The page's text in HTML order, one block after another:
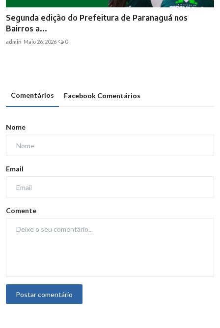
Segunda edição do Prefeitura de Paranaguá nos
Bairros a...
admin Maio 26, 2026 0
Comentários Facebook Comentários
Nome
Email
Comente
Postar comentário